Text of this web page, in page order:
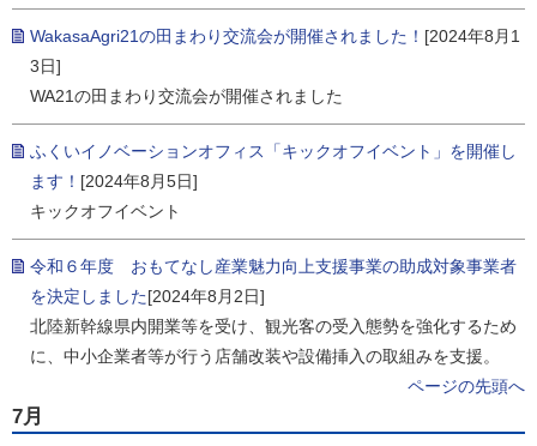
WakasaAgri21の田まわり交流会が開催されました！ [2024年8月1
3日]
WA21の田まわり交流会が開催されました
ふくいイノベーションオフィス「キックオフイベント」を開催し
ます！ [2024年8月5日]
キックオフイベント
令和６年度 おもてなし産業魅力向上支援事業の助成対象事業者
を決定しました[2024年8月2日]
北陸新幹線県内開業等を受け、観光客の受入態勢を強化するため
に、中小企業者等が行う店舗改装や設備挿入の取組みを支援。
ページの先頭へ
7月